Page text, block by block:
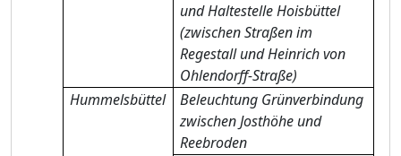
und Haltestelle Hoisbüttel
(zwischen Straßen im
Regestall und Heinrich von
Ohlendorff-Straße)
Hummelsbüttel
Beleuchtung Grünverbindung
zwischen Josthöhe und
Reebroden